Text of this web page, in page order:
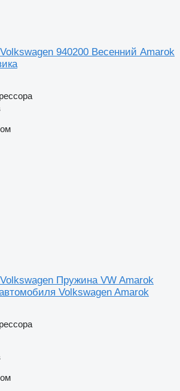
940200 Весенний Amarok
Пружина VW Amarok
Volkswagen Amarok